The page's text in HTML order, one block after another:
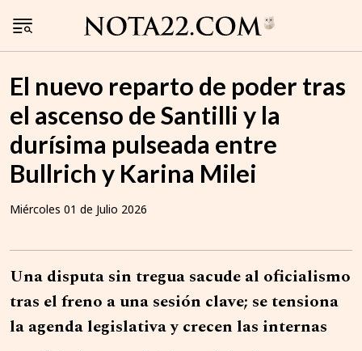
El nuevo reparto de poder tras
el ascenso de Santilli y la
durísima pulseada entre
Bullrich y Karina Milei
Miércoles 01 de Julio 2026
Una disputa sin tregua sacude al oficialismo
tras el freno a una sesión clave; se tensiona
la agenda legislativa y crecen las internas